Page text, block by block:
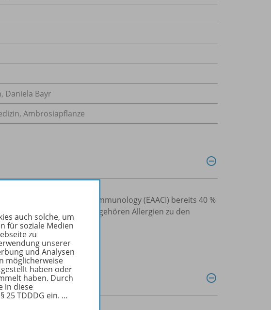
Daniela Bayr
Ambrosiapflanze
of Allergy and Clinical Immunology (EAACI) bereits 40 %
betroffen. Damit gehören Allergien zu den
auch solche, um
für soziale Medien
zu
unserer
und Analysen
möglicherweise
haben oder
haben. Durch
in diese
25 TDDDG ein. …